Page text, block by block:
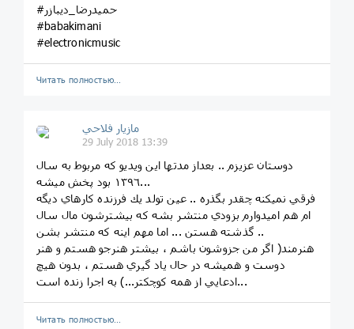
#حمیدرضا_دیبازر
#babakimani
#electronicmusic
Читать полностью…
مازيار فلاحي
29 July 2018 13:39
دوستان عزيزم .. بعداز مدتها اين ويديو كه مربوط به سال
١٣٩٦ بود پخش ميشه...
فرقي نميكنه چقدر بگذره .. عين تولد يك فرزنده كارهاي ديگه
ام هم اميدوارم بزودي منتشر بشه كه بيشترشون مال سال
گذشته هستن ... اما مهم اينه كه منتشر بشن ..
هنرمند( اگر من جزوشون باشم ، بيشتر هنرجو هستم و هنر
دوست و هميشه در حال ياد گيري هستم ، بدون هيچ
ادعايي از همه كوچكتر...) به اجرا زنده است...
Читать полностью…